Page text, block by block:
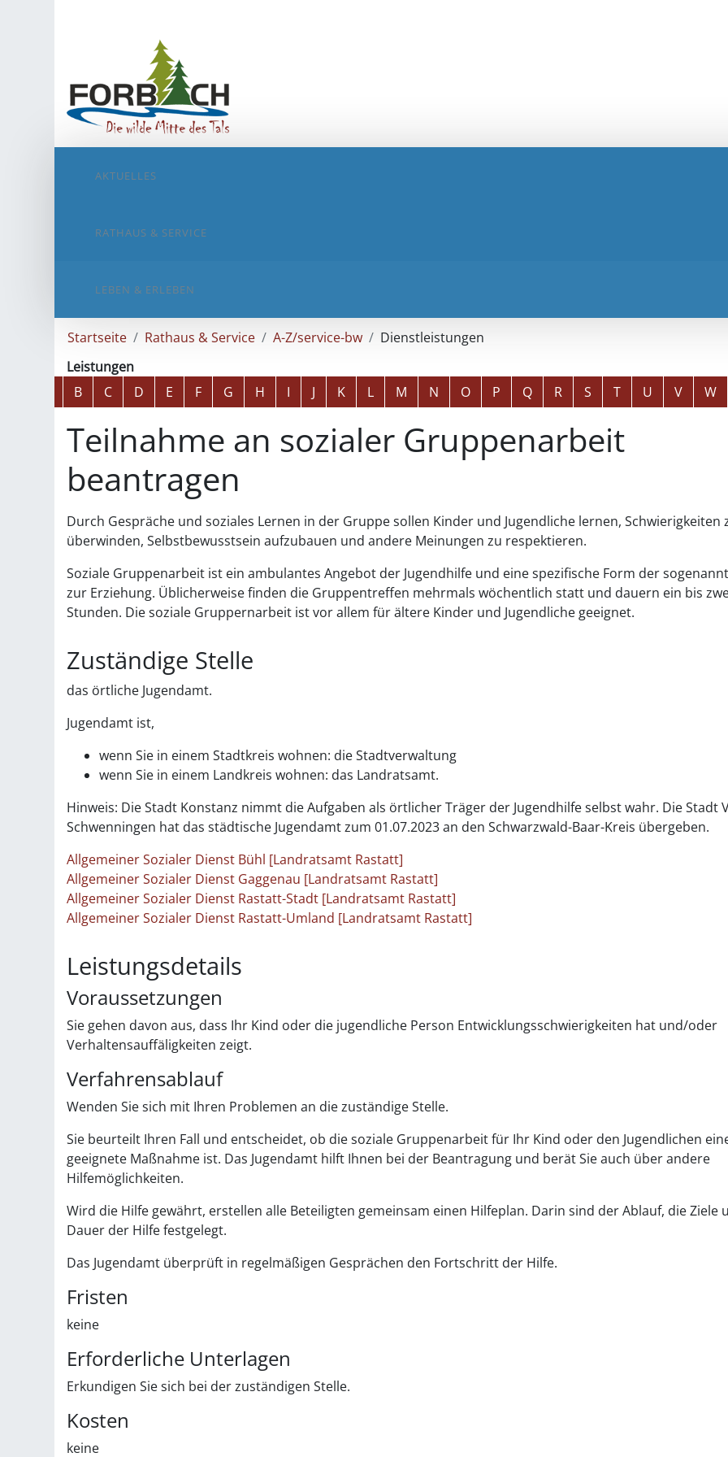
AKTUELLES
RATHAUS & SERVICE
LEBEN & ERLEBEN
Startseite Rathaus & Service A-Z/service-bw
Dienstleistungen
Leistungen
Alphabetisches Register überspringen
B C D E F G H I J K L M N O P Q R S T U V W
Teilnahme an sozialer Gruppenarbeit
beantragen
Durch Gespräche und soziales Lernen in der Gruppe sollen Kinder und Jugendliche lernen, Schwierigkeiten
überwinden, Selbstbewusstsein aufzubauen und andere Meinungen zu respektieren.
Soziale Gruppenarbeit ist ein ambulantes Angebot der Jugendhilfe und eine spezifische Form der
zur Erziehung. Üblicherweise finden die Gruppentreffen mehrmals wöchentlich statt und dauern ein bis
Stunden. Die soziale Gruppernarbeit ist vor allem für ältere Kinder und Jugendliche geeignet.
Zuständige Stelle
das örtliche Jugendamt.
Jugendamt ist,
wenn Sie in einem Stadtkreis wohnen: die Stadtverwaltung
wenn Sie in einem Landkreis wohnen: das Landratsamt.
Hinweis: Die Stadt Konstanz nimmt die Aufgaben als örtlicher Träger der Jugendhilfe selbst wahr. Die Stadt
Schwenningen hat das städtische Jugendamt zum 01.07.2023 an den Schwarzwald-Baar-Kreis übergeben.
Allgemeiner Sozialer Dienst Bühl [Landratsamt Rastatt]
Allgemeiner Sozialer Dienst Gaggenau [Landratsamt Rastatt]
Allgemeiner Sozialer Dienst Rastatt-Stadt [Landratsamt Rastatt]
Allgemeiner Sozialer Dienst Rastatt-Umland [Landratsamt Rastatt]
Leistungsdetails
Voraussetzungen
Sie gehen davon aus, dass Ihr Kind oder die jugendliche Person Entwicklungsschwierigkeiten hat und/oder
Verhaltensauffäligkeiten zeigt.
Verfahrensablauf
Wenden Sie sich mit Ihren Problemen an die zuständige Stelle.
Sie beurteilt Ihren Fall und entscheidet, ob die soziale Gruppenarbeit für Ihr Kind oder den Jugendlichen
geeignete Maßnahme ist. Das Jugendamt hilft Ihnen bei der Beantragung und berät Sie auch über andere
Hilfemöglichkeiten.
Wird die Hilfe gewährt, erstellen alle Beteiligten gemeinsam einen Hilfeplan. Darin sind der Ablauf, die Ziele
Dauer der Hilfe festgelegt.
Das Jugendamt überprüft in regelmäßigen Gesprächen den Fortschritt der Hilfe.
Fristen
keine
Erforderliche Unterlagen
Erkundigen Sie sich bei der zuständigen Stelle.
Kosten
keine